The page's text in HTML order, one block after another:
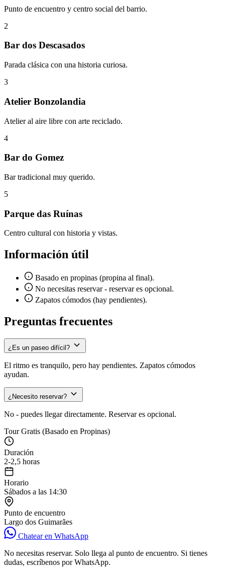
Punto de encuentro y centro social del barrio.
2
Bar dos Descasados
Parada clásica con una historia curiosa.
3
Atelier Bonzolandia
Atelier al aire libre con arte reciclado.
4
Bar do Gomez
Bar tradicional muy querido.
5
Parque das Ruínas
Centro cultural con historia y vistas.
Información útil
Basado en propinas (propina al final).
No necesitas reservar - reservar es opcional.
Zapatos cómodos (hay pendientes).
Preguntas frecuentes
¿Es un paseo difícil?
El ritmo es tranquilo, pero hay pendientes. Zapatos cómodos
ayudan.
¿Necesito reservar?
No - puedes llegar directamente. Reservar es opcional.
Tour Gratis (Basado en Propinas)
Duración
2-2,5 horas
Horario
Sábados a las 14:30
Punto de encuentro
Largo dos Guimarães
Chatear en WhatsApp
No necesitas reservar. Solo llega al punto de encuentro. Si tienes
dudas, escríbenos por WhatsApp.